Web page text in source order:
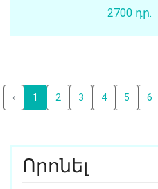
2700 դր.
‹ 1 2 3 4 5 6
Որոնել